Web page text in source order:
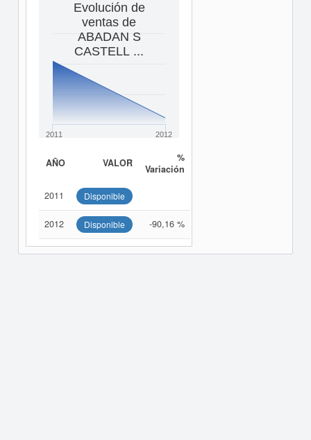
Evolución de
ventas de
ABADAN S
CASTELL ...
2011 2012
AÑO VALOR
%
Variación
2011 Disponible
2012 Disponible -90,16 %